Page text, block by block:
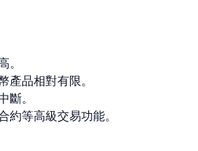
。
產品相對有限。
斷。
約等高級交易功能。